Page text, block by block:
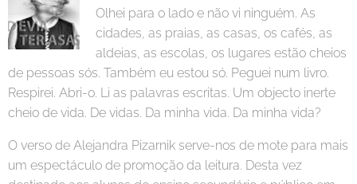
Olhei para o lado e não vi ninguém. As
cidades, as praias, as casas, os cafés, as
aldeias, as escolas, os lugares estão cheios
de pessoas sós. Também eu estou só. Peguei num livro.
Respirei. Abri-o. Li as palavras escritas. Um objecto inerte
cheio de vida. De vidas. Da minha vida. Da minha vida?
O verso de Alejandra Pizarnik serve-nos de mote para mais
um espectáculo de promoção da leitura. Desta vez